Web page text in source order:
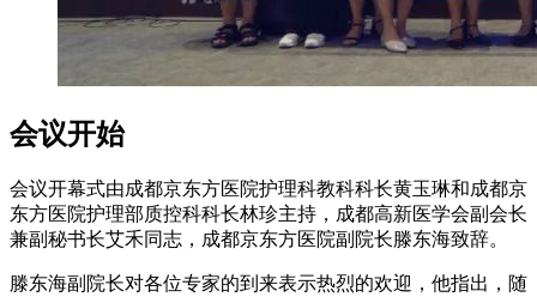
会议开始
会议开幕式由成都京东方医院护理科教科科长黄玉琳和成都京
东方医院护理部质控科科长林珍主持，成都高新医学会副会长
兼副秘书长艾禾同志，成都京东方医院副院长滕东海致辞。
滕东海副院长对各位专家的到来表示热烈的欢迎，他指出，随